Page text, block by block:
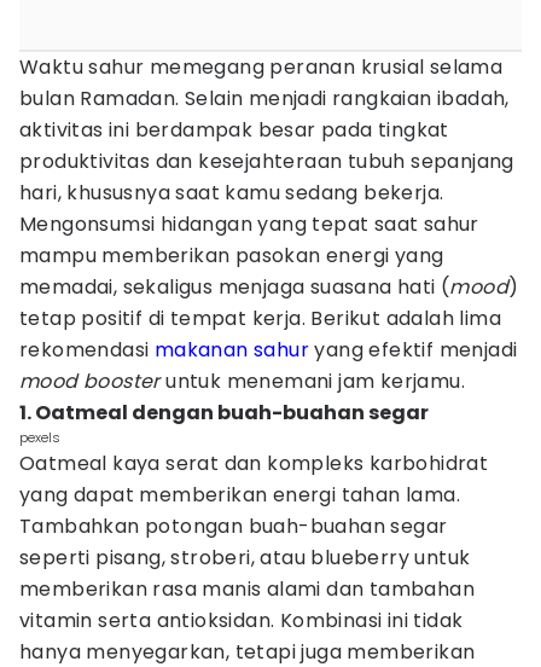
Waktu sahur memegang peranan krusial selama
bulan Ramadan. Selain menjadi rangkaian ibadah,
aktivitas ini berdampak besar pada tingkat
produktivitas dan kesejahteraan tubuh sepanjang
hari, khususnya saat kamu sedang bekerja.
Mengonsumsi hidangan yang tepat saat sahur
mampu memberikan pasokan energi yang
memadai, sekaligus menjaga suasana hati (mood)
tetap positif di tempat kerja. Berikut adalah lima
rekomendasi makanan sahuryang efektif menjadi
mood boosteruntuk menemani jam kerjamu.
1. Oatmeal dengan buah-buahan segar
pexels
Oatmeal kaya serat dan kompleks karbohidrat
yang dapat memberikan energi tahan lama.
Tambahkan potongan buah-buahan segar
seperti pisang, stroberi, atau blueberry untuk
memberikan rasa manis alami dan tambahan
vitamin serta antioksidan. Kombinasi ini tidak
hanya menyegarkan, tetapi juga memberikan